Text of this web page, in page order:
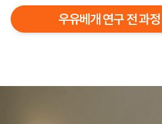
우유베개 연구 전 과정